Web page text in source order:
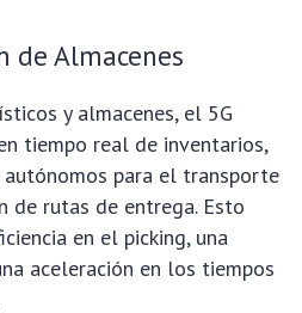
de Almacenes
y almacenes, el 5G
tiempo real de inventarios,
para el transporte
de rutas de entrega. Esto
en el picking, una
aceleración en los tiempos